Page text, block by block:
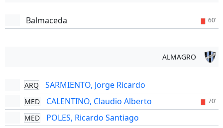
Balmaceda 60'
ALMAGRO
ARQ SARMIENTO, Jorge Ricardo
MED CALENTINO, Claudio Alberto 70'
MED POLES, Ricardo Santiago